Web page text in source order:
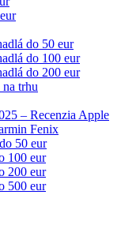
do 50 eur
do 100 eur
do 200 eur
trhu
– Recenzia Apple
Fenix
50 eur
100 eur
200 eur
500 eur